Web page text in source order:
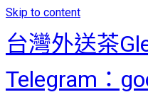
Skip to content
台灣外送茶
Telegram：